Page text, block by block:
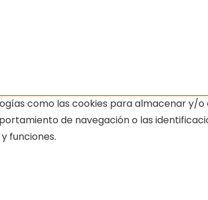
como las cookies para almacenar y/
de navegación o las
funciones.